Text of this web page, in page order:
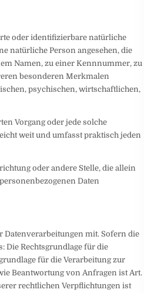
oder identifizierbare natürliche
natürliche Person angesehen, die
Namen, zu einer Kennnummer, zu
besonderen Merkmalen
psychischen, wirtschaftlichen,
Vorgang oder jede solche
weit und umfasst praktisch jeden
oder andere Stelle, die allein
Daten
Datenverarbeitungen mit. Sofern die
Die Rechtsgrundlage für die
für die Verarbeitung zur
Beantwortung von Anfragen ist Art.
rechtlichen Verpflichtungen ist